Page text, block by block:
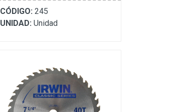
CÓDIGO: 245
UNIDAD: Unidad